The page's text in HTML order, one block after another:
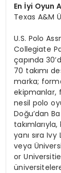
En İyi Oyun
Texas A&M
U.S. Polo
Collegiate
çapında
70 takımı
marka;
ekipmanlar,
nesil polo
Doğu’dan
yanı sıra
veya
or